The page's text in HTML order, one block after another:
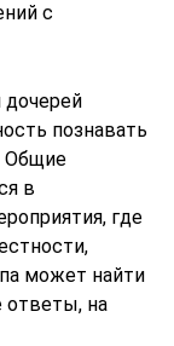
с
дочерей
познавать
Общие
в
где
может найти
на